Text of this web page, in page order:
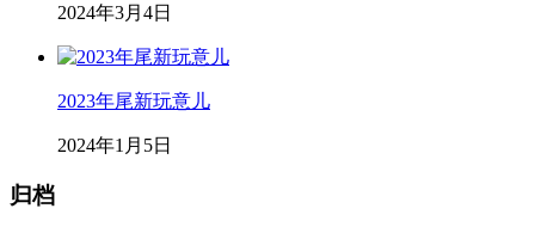
2024年3月4日
2023年尾新玩意儿
2024年1月5日
归档